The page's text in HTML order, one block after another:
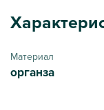
Материал
органза